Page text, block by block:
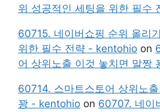
위 성공적인 세팅을 위한 필수
60715. 네이버쇼핑 순위 올리
위한 필수 전략 - kentohio on
어 상위노출 이것 놓치면 말짱
60714. 스마트스토어 상위노
꽝 - kentohio on 60707. 네이